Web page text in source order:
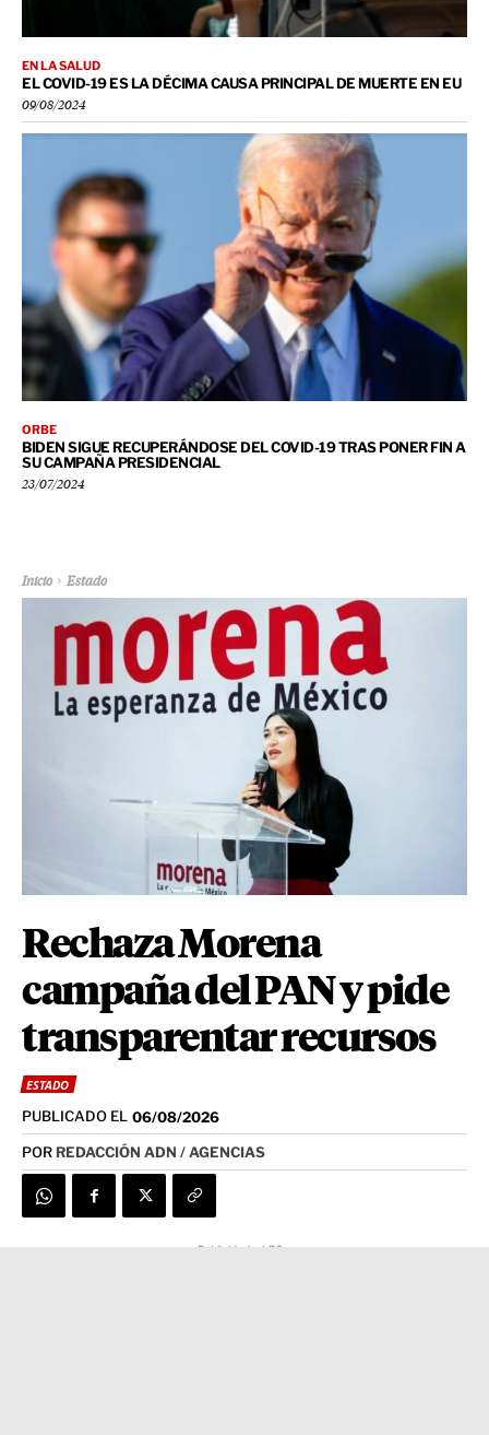
EN LA SALUD
EL COVID-19 ES LA DÉCIMA CAUSA PRINCIPAL DE MUERTE EN EU
09/08/2024
ORBE
BIDEN SIGUE RECUPERÁNDOSE DEL COVID-19 TRAS PONER FIN A
SU CAMPAÑA PRESIDENCIAL
23/07/2024